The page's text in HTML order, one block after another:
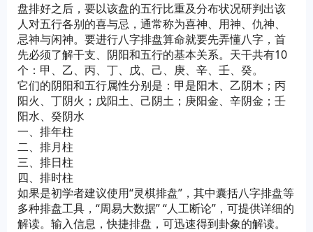
盘排好之后，要以该盘的五行比重及分布状况研判出该
人对五行各别的喜与忌，通常称为喜神、用神、仇神、
忌神与闲神。要进行八字排盘算命就要先弄懂八字，首
先必须了解干支、阴阳和五行的基本关系。天干共有10
个：甲、乙、丙、丁、戊、己、庚、辛、壬、癸。
它们的阴阳和五行属性分别是：甲是阳木、乙阴木；丙
阳火、丁阴火；戊阳土、己阴土；庚阳金、辛阴金；壬
阳水、癸阴水
一、排年柱
二、排月柱
三、排日柱
四、排时柱
如果是初学者建议使用“灵棋排盘”，其中囊括八字排盘等
多种排盘工具，“周易大数据” “人工断论”，可提供详细的
解读。输入信息，快捷排盘，可迅速得到卦象的解读。